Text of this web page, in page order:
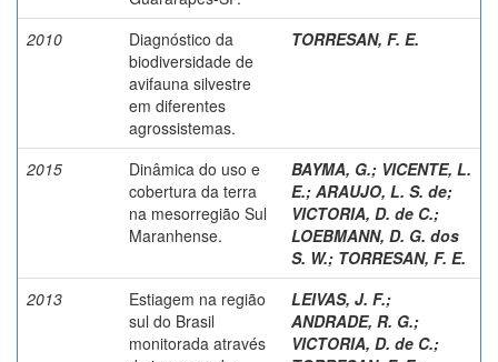
2010
Diagnóstico da
biodiversidade de
avifauna silvestre
em diferentes
agrossistemas.
TORRESAN, F. E.
2015
Dinâmica do uso e
cobertura da terra
na mesorregião Sul
Maranhense.
BAYMA, G.; VICENTE, L.
E.; ARAUJO, L. S. de;
VICTORIA, D. de C.;
LOEBMANN, D. G. dos
S. W.; TORRESAN, F. E.
2013
Estiagem na região
sul do Brasil
monitorada através
LEIVAS, J. F.;
ANDRADE, R. G.;
VICTORIA, D. de C.;